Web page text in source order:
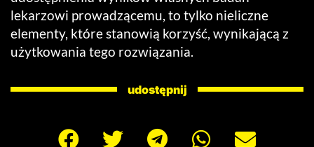
lekarzowi prowadzącemu, to tylko nieliczne
elementy, które stanowią korzyść, wynikającą z
użytkowania tego rozwiązania.
udostępnij